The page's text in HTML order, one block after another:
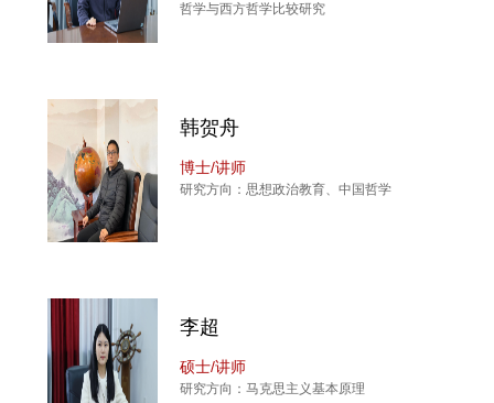
哲学与西方哲学比较研究
韩贺舟
博士/讲师
研究方向：思想政治教育、中国哲学
李超
硕士/讲师
研究方向：马克思主义基本原理